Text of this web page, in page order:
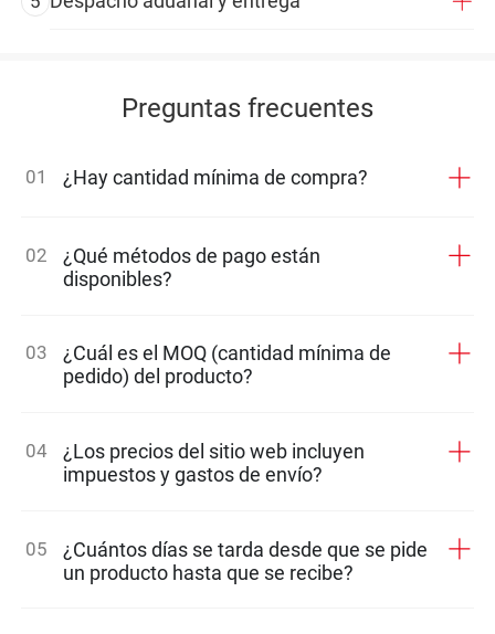
Preguntas frecuentes
01 ¿Hay cantidad mínima de compra?
02
¿Qué métodos de pago están
disponibles?
03
¿Cuál es el MOQ (cantidad mínima de
pedido) del producto?
04
¿Los precios del sitio web incluyen
impuestos y gastos de envío?
05
¿Cuántos días se tarda desde que se pide
un producto hasta que se recibe?